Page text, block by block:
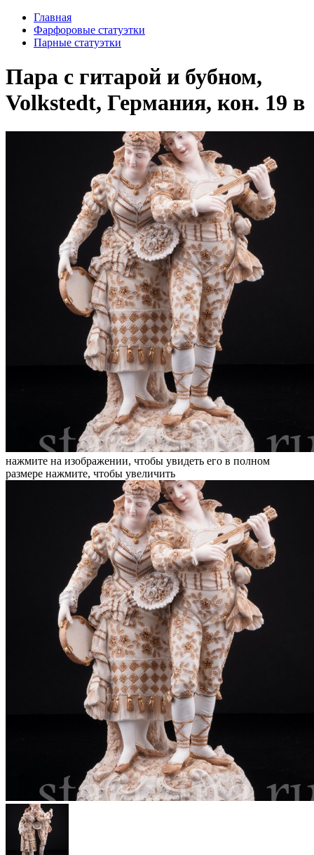
Главная
Фарфоровые статуэтки
Парные статуэтки
Пара с гитарой и бубном,
Volkstedt, Германия, кон. 19 в
нажмите на изображении, чтобы увидеть его в полном
размере нажмите, чтобы увеличить